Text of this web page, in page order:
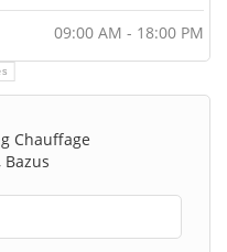
09:00 AM - 18:00 PM
Chauffage